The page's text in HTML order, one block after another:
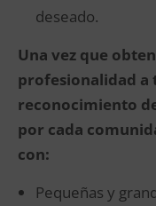
deseado.
Una vez que
profesionalidad a
reconocimiento
por cada
con:
Pequeñas y